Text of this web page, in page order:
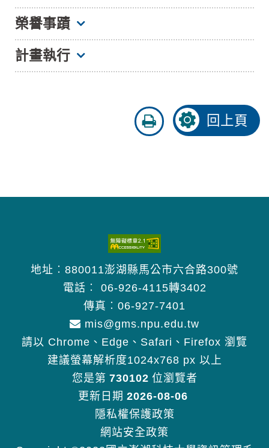
MCP，Microsoft Certified Professional
微軟認證專家合計八張如下
Server™ 2000 Enterprise Edition
Installing, Configuring, and
Managing a Windows 2000 Network
Environment
Designing a Microsoft Windows 2000
Directory Services Infrastructure
Implementing and Administering a
Microsoft Windows 2000 Network
Infrastructure
Installing, Configuring, and
Administering Microsoft Windows
2000 Server
Installing, Configuring, and
Administering Microsoft Windows
榮譽事蹟
比賽得獎（僅列出得獎作品）,
本系系網專題資料
面實作」合併之「後疫情時代基於人臉AI
模式之學習測驗管理系統」
2022 教育部主辦-全國技專校院學生
實務專題製作競賽「商業管理群」全
國第二名,1284隊參賽
2022 國立澎湖科技大學學生專題製作
競賽「電資與數位媒體群」佳作
104級2018發表「優游白沙-智慧跳島一條
街_旅遊介紹APP」
2019 國立澎湖科技大學學生專題製作
競賽「觀光休閒與餐旅群」佳作
計畫執行
資料之邏輯表徵與推理，三年期
(105.08.01~107.07.31)，共同主持人
基於計算思維模式之學習認知對學習構念
(106/10/1~108/12/31) 主持人
產學合作計畫
107 優遊白沙APP建置計畫-委託單位:資
作電腦公司。金額10,3000.
107 校務系統-SAPP人工智慧語音聲控模
組可行性評估。金額5,000
113 某醫學中心眼科視網膜內皮細胞AI識
別及輔助醫師診斷紀錄系統案。
114 台中某醫院 (1) 掛號櫃台即時多國語
言語音翻譯系統 (2) 護理站實習教育系統
友
善
回上頁
地址︰880011澎湖縣馬公市六合路300號
電話︰ 06-926-4115轉3402
傳真︰06-927-7401
mis@gms.npu.edu.tw
請以 Chrome、Edge、Safari、Firefox 瀏覽
建議螢幕解析度1024x768 px 以上
您是第 730102 位瀏覽者
更新日期 2026-08-06
隱私權保護政策
網站安全政策